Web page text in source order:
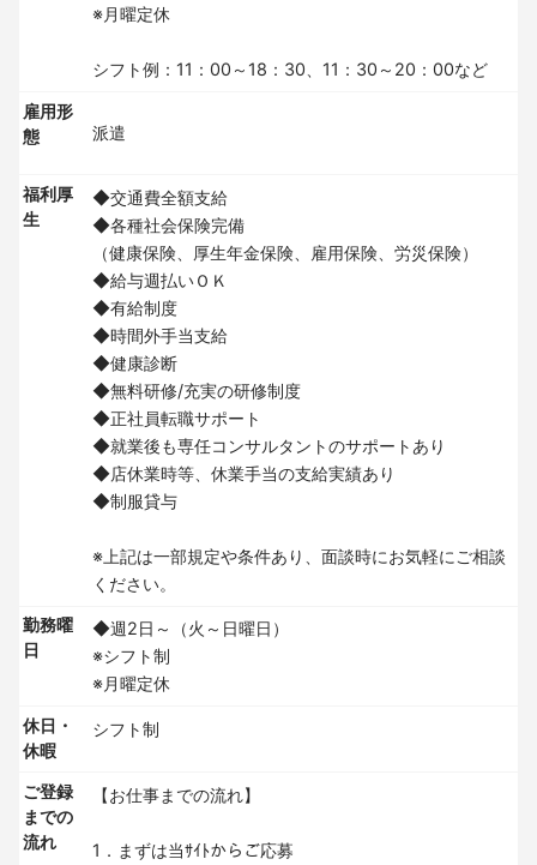
※月曜定休
シフト例：11：00～18：30、11：30～20：00など
雇用形
態
派遣
福利厚
生
◆交通費全額支給
◆各種社会保険完備
（健康保険、厚生年金保険、雇用保険、労災保険）
◆給与週払いＯＫ
◆有給制度
◆時間外手当支給
◆健康診断
◆無料研修/充実の研修制度
◆正社員転職サポート
◆就業後も専任コンサルタントのサポートあり
◆店休業時等、休業手当の支給実績あり
◆制服貸与
※上記は一部規定や条件あり、面談時にお気軽にご相談
ください。
勤務曜
日
◆週2日～（火～日曜日）
※シフト制
※月曜定休
休日・
休暇
シフト制
ご登録
までの
流れ
【お仕事までの流れ】
1．まずは当ｻｲﾄからご応募